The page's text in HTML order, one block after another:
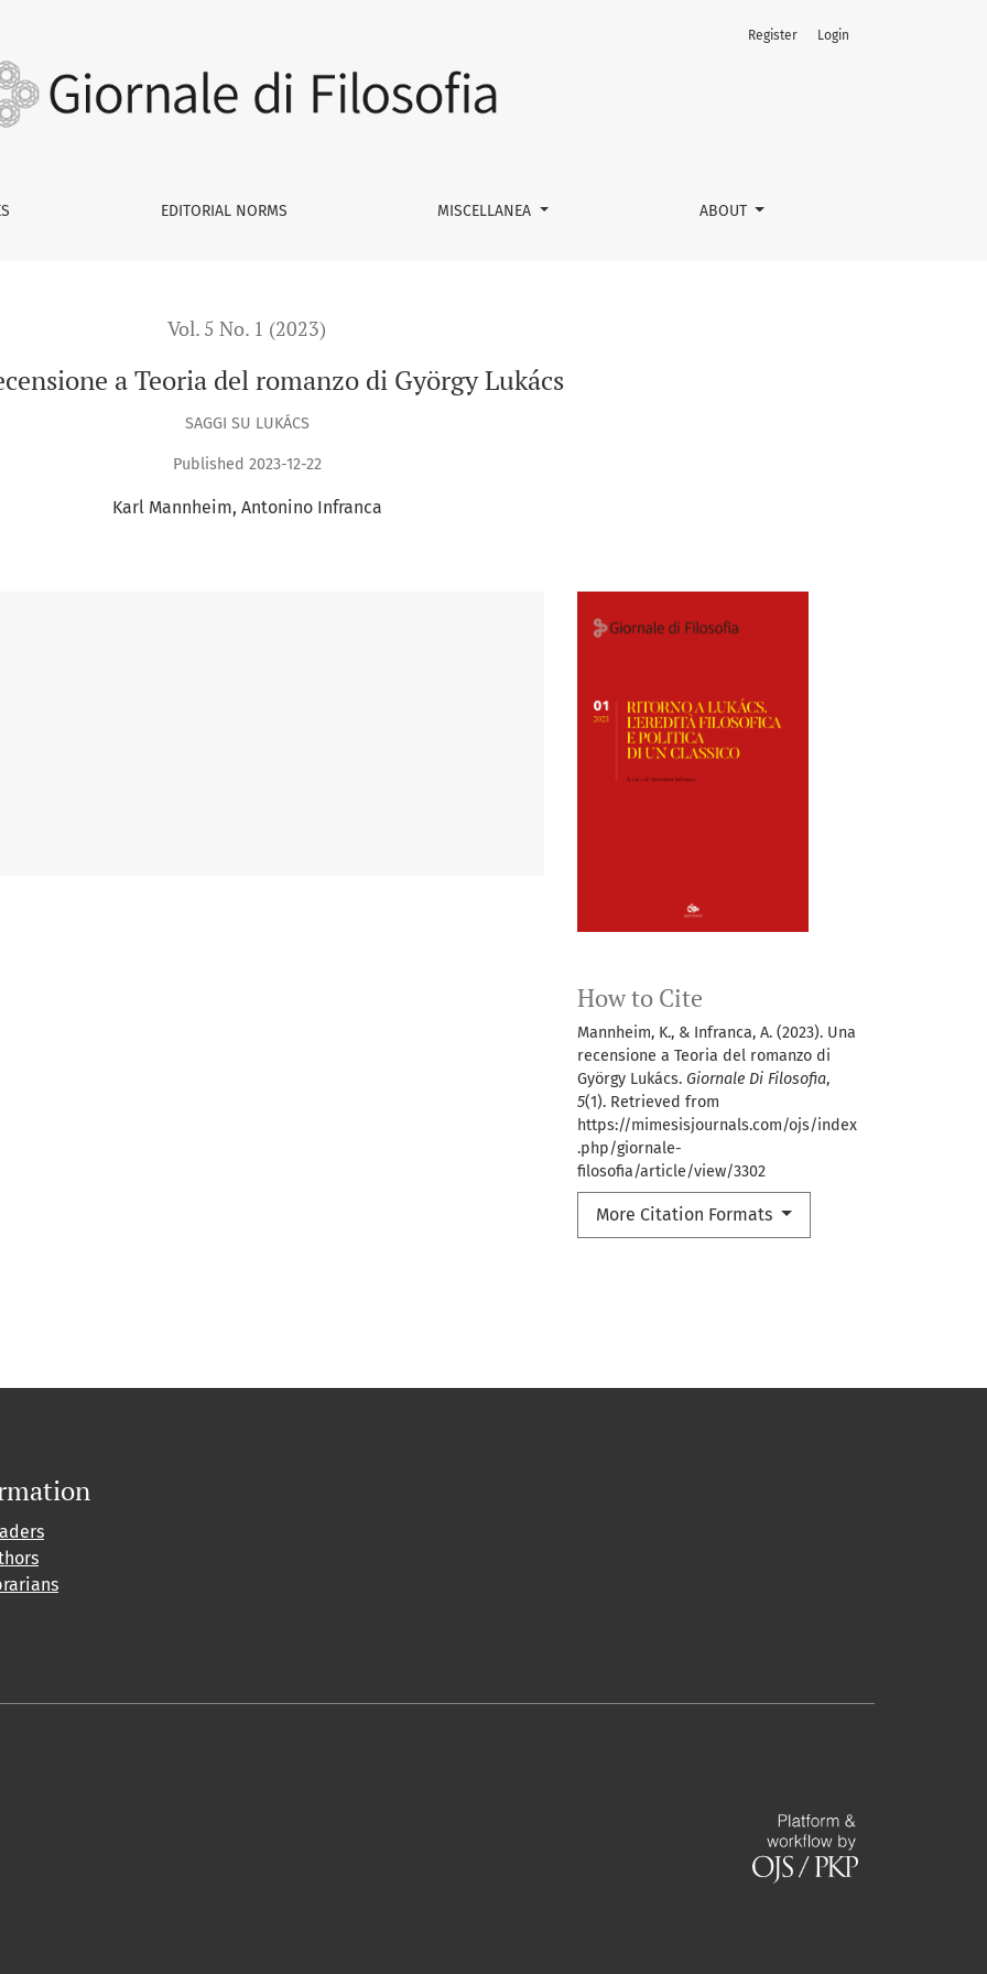
EDITORIAL NORMS MISCELLANEA ABOUT
Register Login
Vol. 5 No. 1 (2023)
a Teoria del romanzo di György Lukács
SAGGI SU LUKÁCS
Published 2023-12-22
Karl Mannheim Antonino Infranca
How to Cite
Mannheim, K., & Infranca, A. (2023). Una
recensione a Teoria del romanzo di
György Lukács. Giornale Di Filosofia,
5(1). Retrieved from
https://mimesisjournals.com/ojs/index
.php/giornale-
filosofia/article/view/3302
More Citation Formats